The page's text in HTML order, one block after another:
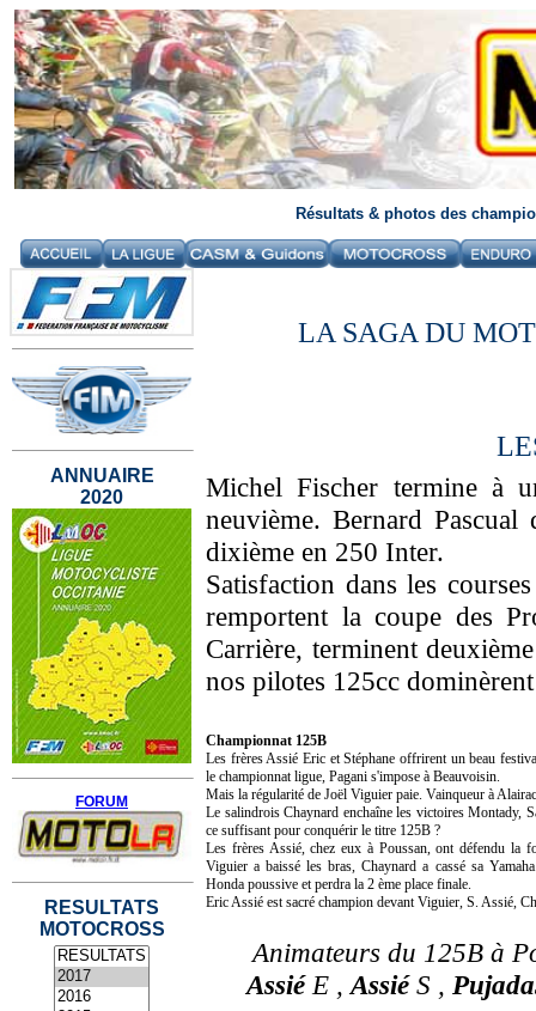
Résultats & photos des
ANNUAIRE
2020
FORUM
RESULTATS
MOTOCROSS
LA SAGA DU
Michel Fischer termine à
neuvième. Bernard
dixième en 250 Inter.
Satisfaction dans les
remportent la coupe des
Carrière, terminent
nos pilotes 125cc
Championnat 125B
Les frères Assié Eric et Stéphane offrirent un beau
le championnat ligue, Pagani s'impose à Beauvoisin.
Mais la régularité de Joël Viguier paie. Vainqueur à
Le salindrois Chaynard enchaîne les victoires Montady,
ce suffisant pour conquérir le titre 125B ?
Les frères Assié, chez eux à Poussan, ont défendu la
Viguier a baissé les bras, Chaynard a cassé sa
Honda poussive et perdra la 2 ème place finale.
Eric Assié est sacré champion devant Viguier, S. Assié,
Animateurs du 125B à
AssiéE , AssiéS ,